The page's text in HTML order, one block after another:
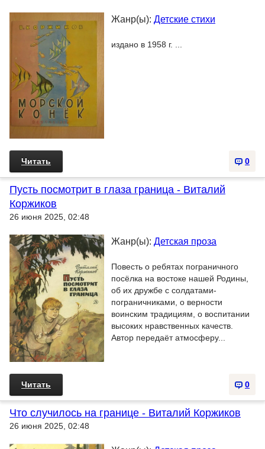
Жанр(ы): Детские стихи
издано в 1958 г. ...
0
Читать
Пусть посмотрит в глаза граница - Виталий
Коржиков
26 июня 2025, 02:48
Жанр(ы): Детская проза
Повесть о ребятах пограничного
посёлка на востоке нашей Родины,
об их дружбе с солдатами-
пограничниками, о верности
воинским традициям, о воспитании
высоких нравственных качеств.
Автор передаёт атмосферу...
0
Читать
Что случилось на границе - Виталий Коржиков
26 июня 2025, 02:48